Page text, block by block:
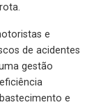
e
de acidentes
gestão
e